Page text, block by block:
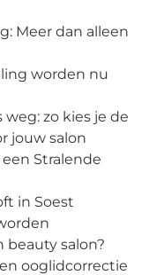
Meer dan alleen
worden nu
zo kies je de
jouw salon
Stralende
in Soest
beauty salon?
ooglidcorrectie